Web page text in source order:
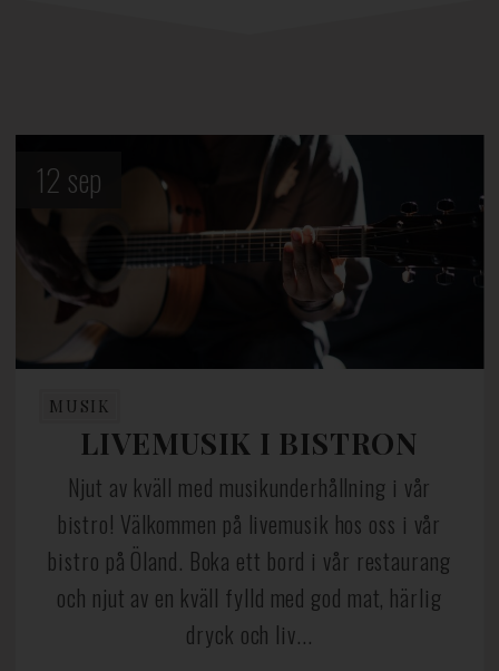
12 sep
MUSIK
LIVEMUSIK I BISTRON
Njut av kväll med musikunderhållning i vår
bistro! Välkommen på livemusik hos oss i vår
bistro på Öland. Boka ett bord i vår restaurang
och njut av en kväll fylld med god mat, härlig
dryck och liv...